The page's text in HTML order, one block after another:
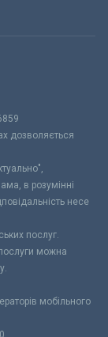
дозволяється
в розумінні
несе
послуг.
можна
мобільного